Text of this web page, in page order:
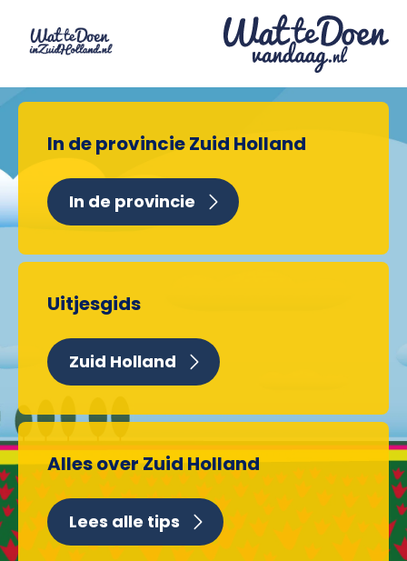
In de provincie Zuid Holland
In de provincie
Uitjesgids
Zuid Holland
Alles over Zuid Holland
Lees alle tips